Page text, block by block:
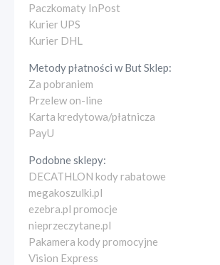
Paczkomaty InPost
Kurier UPS
Kurier DHL
Metody płatności wBut Sklep:
Za pobraniem
Przelew on-line
Karta kredytowa/płatnicza
PayU
Podobne sklepy:
DECATHLON kody rabatowe
megakoszulki.pl
ezebra.pl promocje
nieprzeczytane.pl
Pakamera kody promocyjne
Vision Express